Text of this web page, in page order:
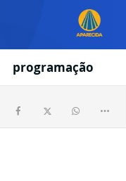
programação